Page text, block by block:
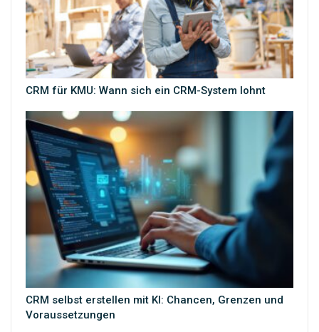
CRM für KMU: Wann sich ein CRM-System lohnt
CRM selbst erstellen mit KI: Chancen, Grenzen und
Voraussetzungen